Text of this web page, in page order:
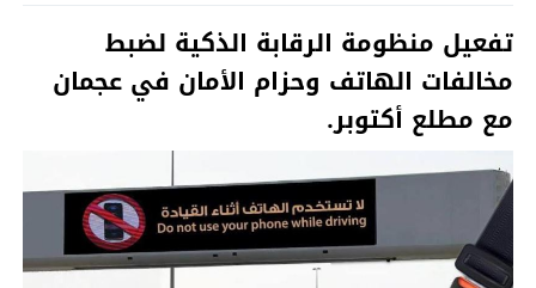
تفعيل منظومة الرقابة الذكية لضبط
مخالفات الهاتف وحزام الأمان في عجمان
مع مطلع أكتوبر.